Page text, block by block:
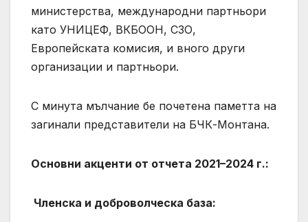
министерства, международни партньори
като УНИЦЕФ, ВКБООН, СЗО,
Европейската комисия, и вного други
организации и партньори.
С минута мълчание бе почетена паметта на
загинали представители на БЧК-Монтана.
Основни акценти от отчета 2021–2024 г.:
Членска и доброволческа база: